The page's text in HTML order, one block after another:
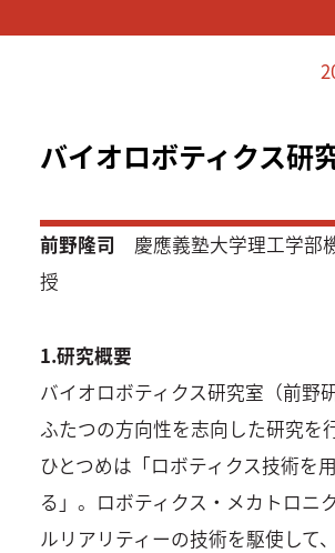
バイオロボティクス研
前野隆司 慶應義塾大学理工学部
授
1.研究概要
バイオロボティクス研究室（前野
ふたつの方向性を志向した研究を
ひとつめは「ロボティクス技術を
る」。ロボティクス・メカトロニ
ルリアリティーの技術を駆使して